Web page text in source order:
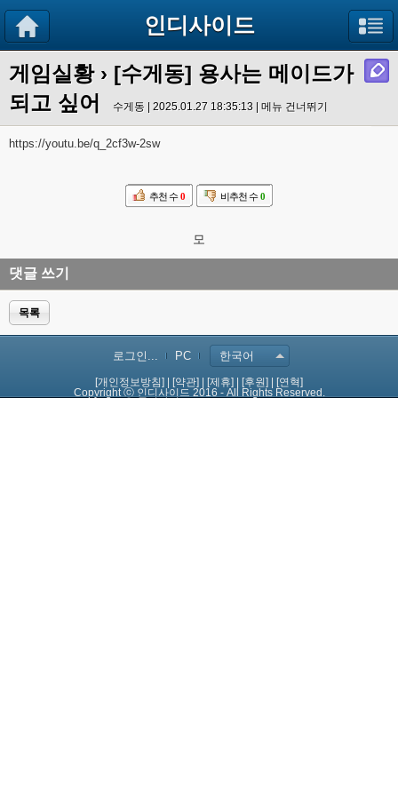
인디사이드
게임실황› [수게동] 용사는 메이드가
되고 싶어
수게동 | 2025.01.27 18:35:13 | 메뉴 건너뛰기
https://youtu.be/q_2cf3w-2sw
추천 수 0 비추천 수 0
모
댓글 쓰기
목록
로그인... PC 한국어
[개인정보방침] [약관] [제휴] [후원]
[연혁]
Copyright ⓒ 인디사이드 2016 - All Rights Reserved.